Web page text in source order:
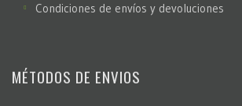
Condiciones de envíos y devoluciones
MÉTODOS DE ENVIOS